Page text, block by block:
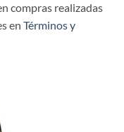
compras realizadas
en Términos y